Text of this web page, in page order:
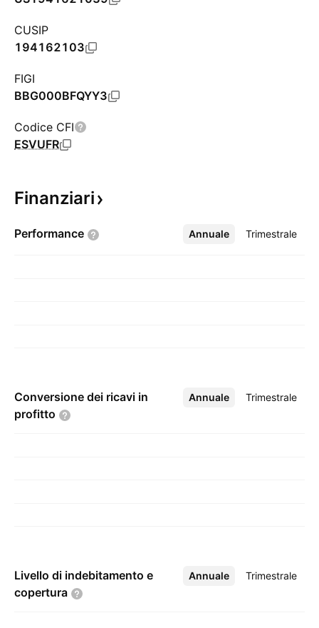
CUSIP
194162103
FIGI
BBG000BFQYY3
Codice CFI
ESVUFR
Finanziari
Performance Annuale Trimestrale
Altro
Conversione dei ricavi in
profitto
Annuale Trimestrale
Altro
Livello di indebitamento e
copertura
Annuale Trimestrale
Altro